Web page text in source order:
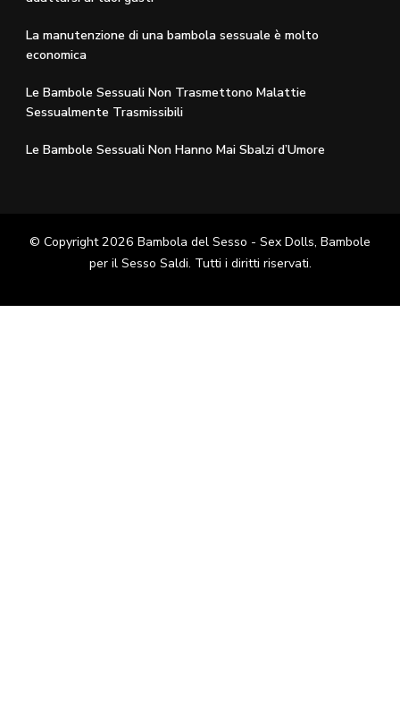
La manutenzione di una bambola sessuale è molto
economica
Le Bambole Sessuali Non Trasmettono Malattie
Sessualmente Trasmissibili
Le Bambole Sessuali Non Hanno Mai Sbalzi d’Umore
© Copyright 2026 Bambola del Sesso - Sex Dolls​, Bambole
per il Sesso Saldi. Tutti i diritti riservati.